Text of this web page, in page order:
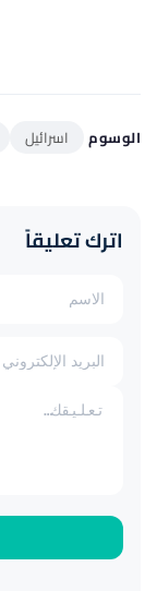
الوسوم اسرائيل
اترك تعليقاً